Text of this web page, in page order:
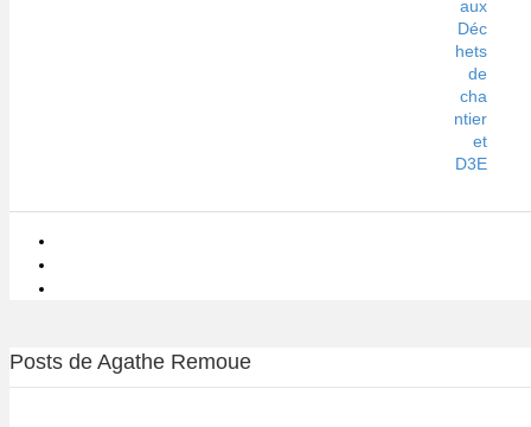
aux
Déc
hets
de
cha
ntier
et
D3E
Posts de Agathe Remoue